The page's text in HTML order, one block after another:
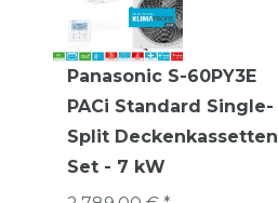
Panasonic S-60PY3E
PACi Standard Single-
Split Deckenkassetten
Set - 7 kW